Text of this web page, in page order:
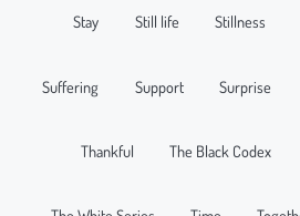
Stay Still life Stillness
Suffering Support Surprise
Thankful The Black Codex